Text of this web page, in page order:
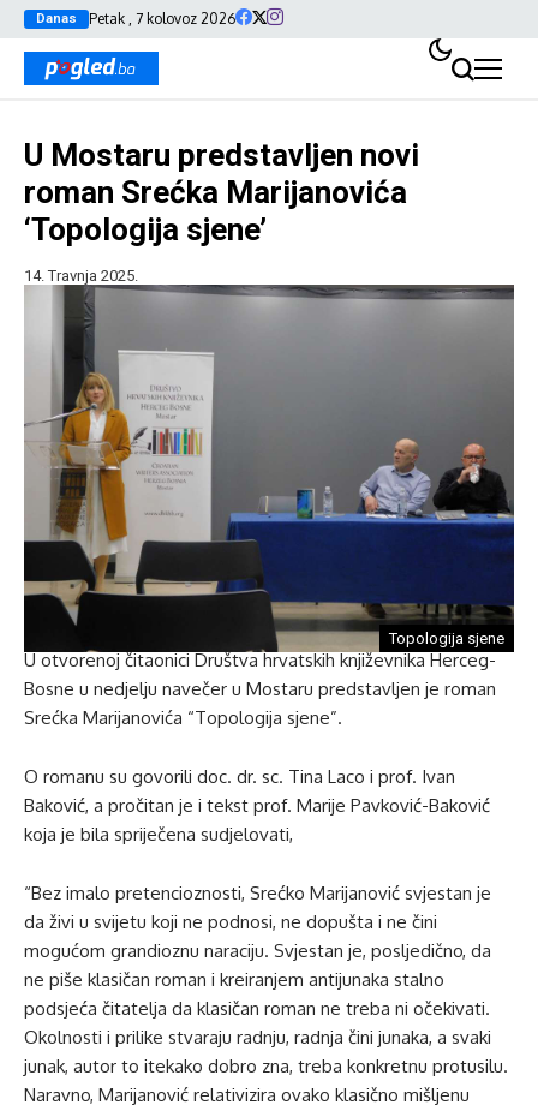
Danas Petak , 7 kolovoz 2026
U Mostaru predstavljen novi
roman Srećka Marijanovića
‘Topologija sjene’
14. Travnja 2025.
Topologija sjene
U otvorenoj čitaonici Društva hrvatskih književnika Herceg-
Bosne u nedjelju navečer u Mostaru predstavljen je roman
Srećka Marijanovića “Topologija sjene”.
O romanu su govorili doc. dr. sc. Tina Laco i prof. Ivan
Baković, a pročitan je i tekst prof. Marije Pavković-Baković
koja je bila spriječena sudjelovati,
“Bez imalo pretencioznosti, Srećko Marijanović svjestan je
da živi u svijetu koji ne podnosi, ne dopušta i ne čini
mogućom grandioznu naraciju. Svjestan je, posljedično, da
ne piše klasičan roman i kreiranjem antijunaka stalno
podsjeća čitatelja da klasičan roman ne treba ni očekivati.
Okolnosti i prilike stvaraju radnju, radnja čini junaka, a svaki
junak, autor to itekako dobro zna, treba konkretnu protusilu.
Naravno, Marijanović relativizira ovako klasično mišljenu